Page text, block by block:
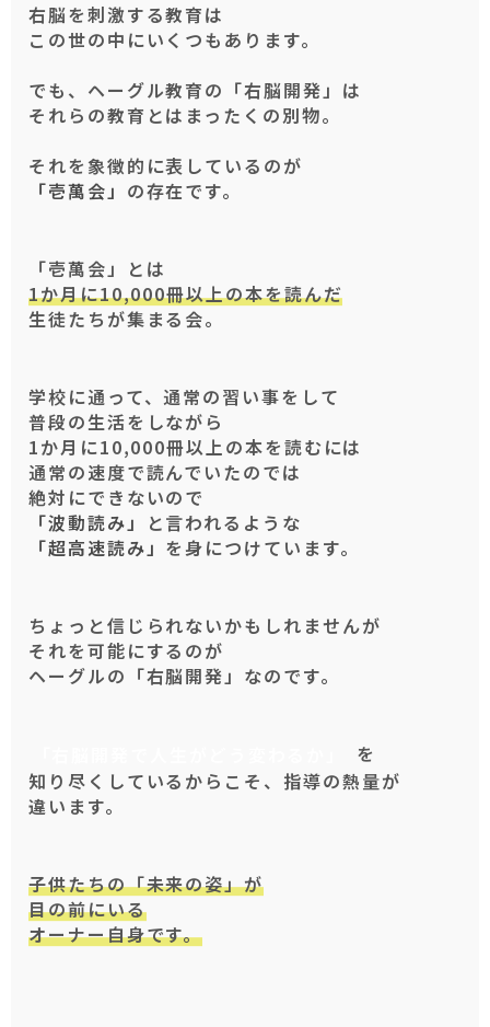
右脳を刺激する教育は
この世の中にいくつもあります。
でも、ヘーグル教育の「右脳開発」は
それらの教育とはまったくの別物。
それを象徴的に表しているのが
「壱萬会」 の存在です。
「壱萬会」とは
1か月に10,000冊以上の本を読んだ
生徒たちが集まる会。
学校に通って、通常の習い事をして
普段の生活をしながら
1か月に10,000冊以上の本を読むには
通常の速度で読んでいたのでは
絶対にできないので
「波動読み」
と言われるような
「超高速読み」 を身につけています。
ちょっと信じられないかもしれませんが
それを可能にするのが
ヘーグルの「右脳開発」なのです。
を
知り尽くしているからこそ、指導の熱量が
違います。
子供たちの「未来の姿」が
目の前にいる
オーナー自身です。